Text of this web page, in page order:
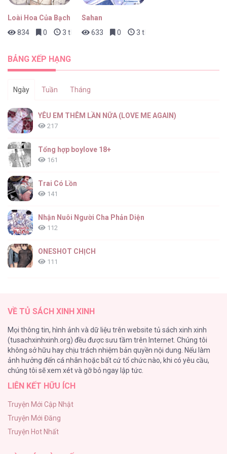
Phần [...] – Chap 1
Loài Hoa Của Bạch Dạ
834
0 3 tháng trước
Sahan
633
0 3 tháng trước
BẢNG XẾP HẠNG
Ngày Tuần Tháng
YÊU EM THÊM LẦN NỮA (LOVE ME AGAIN)
217
Tổng hợp boylove 18+
161
Trai Có Lồn
141
Nhận Nuôi Người Cha Phản Diện
112
ONESHOT CHỊCH
111
98
TUYỂN TẬP: TRAI CÓ LỒN
92
Kiếp Này Ta Sẽ Trở Thành Gia Chủ
Vết Tích Của Ánh Dương
89
VỀ TỦ SÁCH XINH XINH
Mọi thông tin, hình ảnh và dữ liệu trên website tủ sách xinh xinh
(tusachxinhxinh.org) đều được sưu tầm trên Internet. Chúng tôi
không sở hữu hay chịu trách nhiệm bản quyền nội dung. Nếu làm
ảnh hưởng đến cá nhân hoặc bất cứ tổ chức nào, khi có yêu cầu,
chúng tôi sẽ xem xét và gỡ bỏ ngay lập tức.
LIÊN KẾT HỮU ÍCH
Truyện Mới Cập Nhật
Truyện Mới Đăng
Truyện Hot Nhất